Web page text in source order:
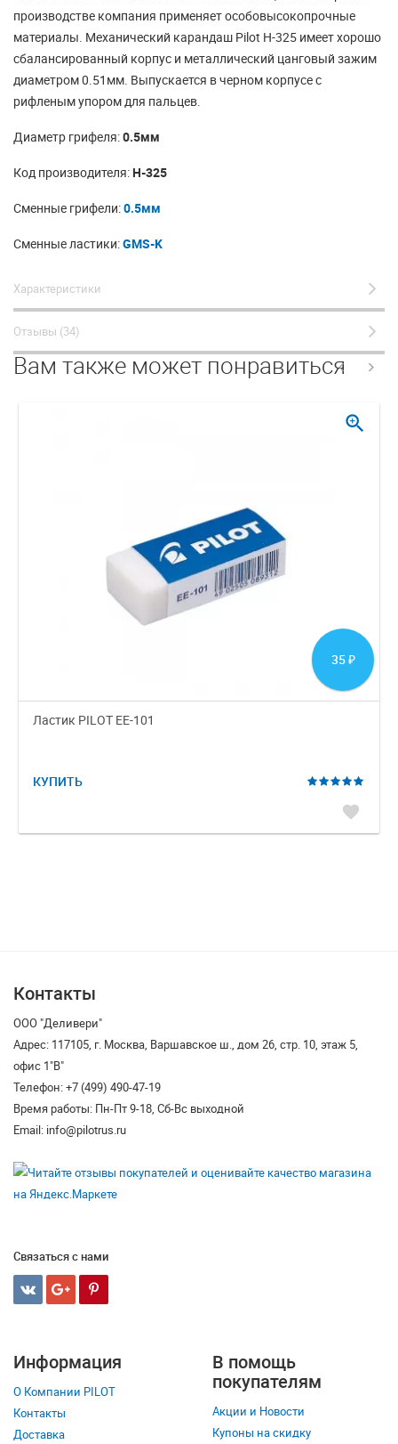
производстве компания применяет особовысокопрочные
материалы. Механический карандаш Pilot H-325 имеет хорошо
сбалансированный корпус и металлический цанговый зажим
диаметром 0.51мм. Выпускается в черном корпусе с
рифленым упором для пальцев.
Диаметр грифеля:0.5мм
Код производителя: H-325
Сменные грифели:0.5мм
Сменные ластики:GMS-K
Характеристики
Отзывы (34)
Вам также может понравиться
35 ₽
Ластик PILOT EE-101
КУПИТЬ
favorite
zoom_in
Контакты
ООО "Деливери"
Адрес: 117105, г. Москва, Варшавское ш., дом 26, стр. 10, этаж 5,
офис 1"В"
Телефон: +7 (499) 490-47-19
Время работы: Пн-Пт 9-18, Сб-Вс выходной
Email: info@pilotrus.ru
Связаться с нами
Информация
О Компании PILOT
Контакты
Доставка
В помощь
покупателям
Акции и Новости
Купоны на скидку